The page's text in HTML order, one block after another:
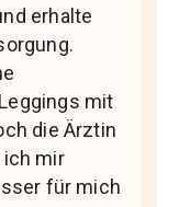
erhalte
mit
die Ärztin
ich mir
für mich